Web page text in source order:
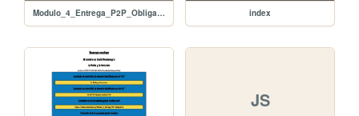
Modulo_4_Entrega_P2P_Obligatoria index
JS